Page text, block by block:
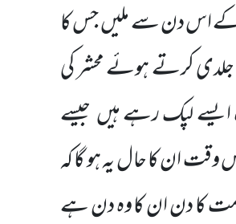
اس دن سے ملیںجس کا
کرتے ہوئے محشر کی
لپک رہے ہیںجیسے
وقت ان کا حال یہ ہو گا کہ
کا دن ان کا وہ دن ہے